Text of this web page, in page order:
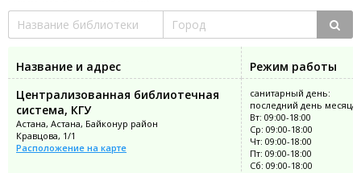
Название и адрес
Режим работы
Централизованная библиотечная
система, КГУ
Астана, Астана, Байконур район
Кравцова, 1/1
Расположение на карте
санитарный день:
последний день месяца
Вт: 09:00-18:00
Ср: 09:00-18:00
Чт: 09:00-18:00
Пт: 09:00-18:00
Сб: 09:00-18:00